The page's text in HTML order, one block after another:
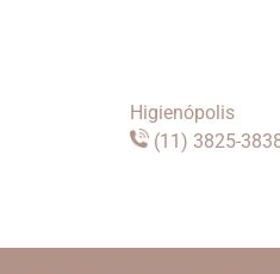
Higienópolis
(11) 3825-